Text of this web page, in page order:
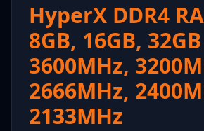
HyperX DDR4
8GB, 16GB,
3600MHz,
2666MHz,
2133MHz